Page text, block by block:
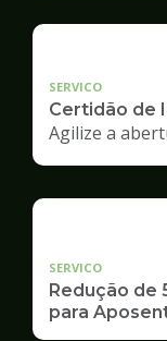
SERVICO
Certidão de
Agilize a
SERVICO
Redução de
para